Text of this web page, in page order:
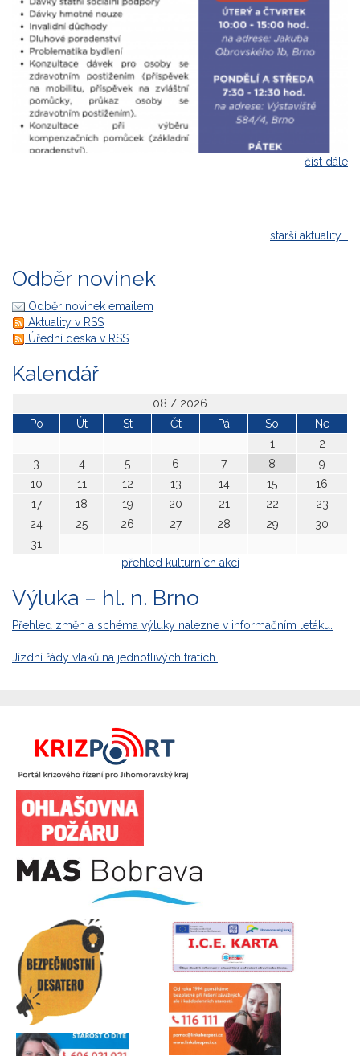
číst dále
starší aktuality...
Odběr novinek
Odběr novinek emailem
Aktuality v RSS
Úřední deska v RSS
Kalendář
08 / 2026
Po
Út St Čt Pá So
Ne
1
2
3
4 5 6 7 8
9
10
11 12 13 14 15
16
17
18 19 20 21 22
23
24
25 26 27 28 29
30
31
přehled kulturních akcí
Výluka – hl. n. Brno
Přehled změn a schéma výluky nalezne v informačním letáku.
Jízdní řády vlaků na jednotlivých tratích.